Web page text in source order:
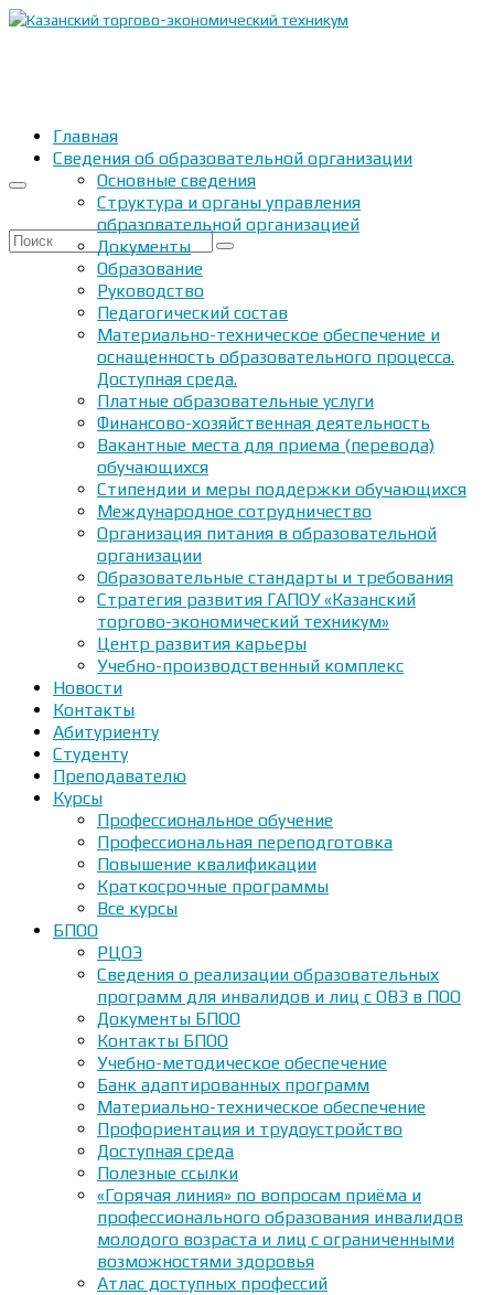
Искать:
Главная
Сведения об образовательной организации
Основные сведения
Структура и органы управления
образовательной организацией
Документы
Образование
Руководство
Педагогический состав
Материально-техническое обеспечение и
оснащенность образовательного процесса.
Доступная среда.
Платные образовательные услуги
Финансово-хозяйственная деятельность
Вакантные места для приема (перевода)
обучающихся
Стипендии и меры поддержки обучающихся
Международное сотрудничество
Организация питания в образовательной
организации
Образовательные стандарты и требования
Стратегия развития ГАПОУ «Казанский
торгово-экономический техникум»
Центр развития карьеры
Учебно-производственный комплекс
Новости
Контакты
Абитуриенту
Студенту
Преподавателю
Курсы
Профессиональное обучение
Профессиональная переподготовка
Повышение квалификации
Краткосрочные программы
Все курсы
БПОО
РЦОЭ
Сведения о реализации образовательных
программ для инвалидов и лиц с ОВЗ в ПОО
Документы БПОО
Контакты БПОО
Учебно-методическое обеспечение
Банк адаптированных программ
Материально-техническое обеспечение
Профориентация и трудоустройство
Доступная среда
Полезные ссылки
«Горячая линия» по вопросам приёма и
профессионального образования инвалидов
молодого возраста и лиц с ограниченными
возможностями здоровья
Атлас доступных профессий